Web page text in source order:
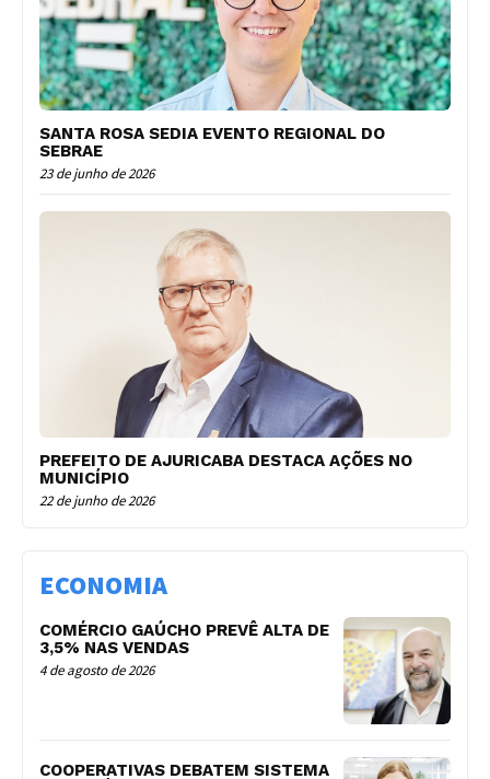
SANTA ROSA SEDIA EVENTO REGIONAL DO
SEBRAE
23 de junho de 2026
PREFEITO DE AJURICABA DESTACA AÇÕES NO
MUNICÍPIO
22 de junho de 2026
ECONOMIA
COMÉRCIO GAÚCHO PREVÊ ALTA DE
3,5% NAS VENDAS
4 de agosto de 2026
COOPERATIVAS DEBATEM SISTEMA